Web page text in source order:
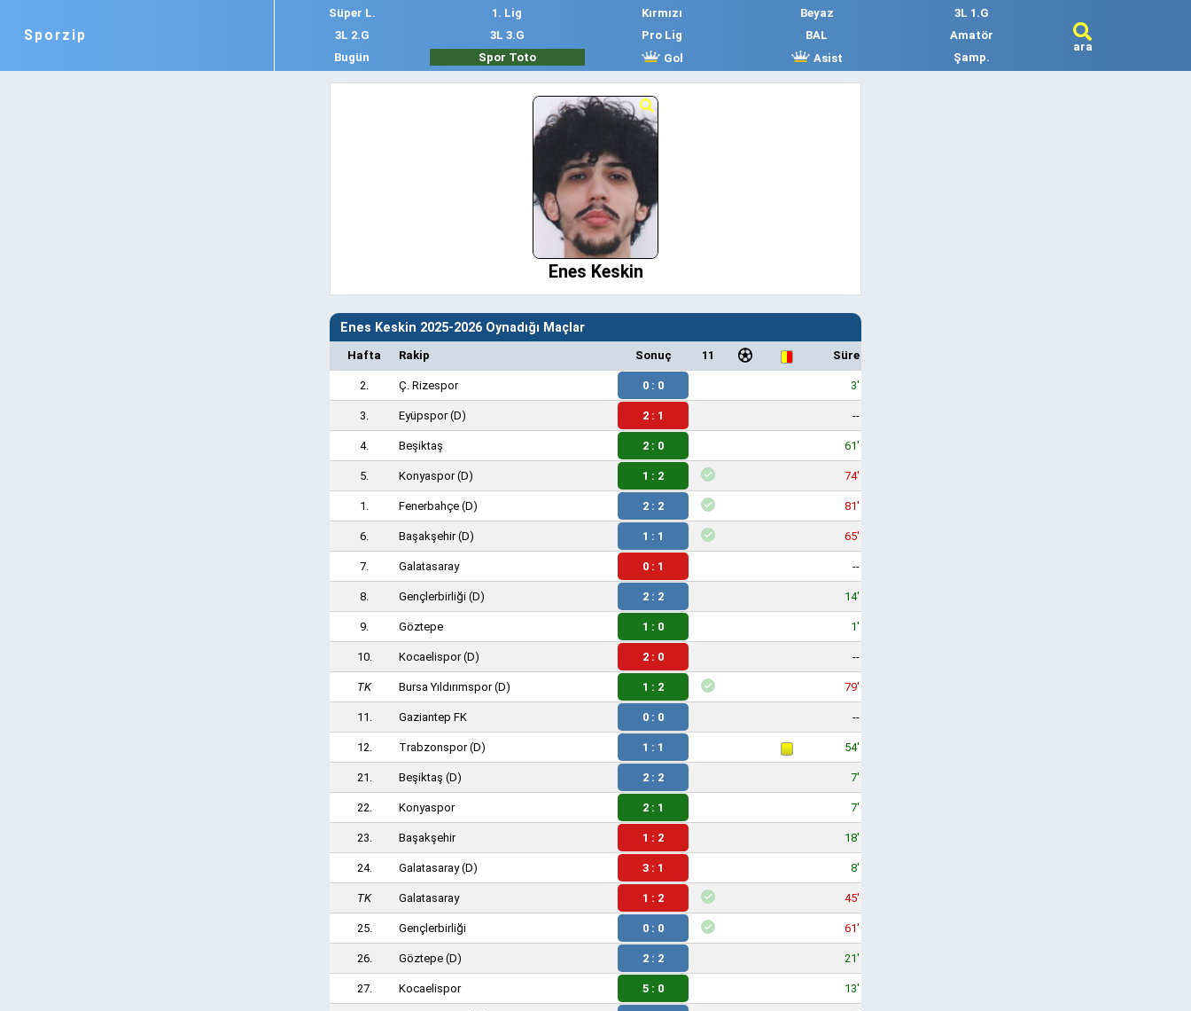
Sporzip
Süper L. 1. Lig Kırmızı Beyaz
3L 1.G
3L 2.G
3L 3.G Pro Lig BAL
Amatör
Bugün
Spor Toto Gol Asist Şamp.
ara
Enes Keskin
Enes Keskin 2025-2026 Oynadığı Maçlar
Hafta Rakip Sonuç 11 Süre
2. Ç. Rizespor 0 : 0 3'
3. Eyüpspor(D) 2 : 1 --
4. Beşiktaş 2 : 0 61'
5. Konyaspor(D) 1 : 2 74'
1. Fenerbahçe (D) 2 : 2 81'
6. Başakşehir(D) 1 : 1 65'
7. Galatasaray 0 : 1 --
8. Gençlerbirliği (D) 2 : 2 14'
9. Göztepe 1 : 0 1'
10. Kocaelispor(D) 2 : 0 --
TK Bursa Yıldırımspor(D) 1 : 2 79'
11. Gaziantep FK 0 : 0 --
12. Trabzonspor(D) 1 : 1 54'
21. Beşiktaş (D) 2 : 2 7'
22. Konyaspor 2 : 1 7'
23. Başakşehir 1 : 2 18'
24. Galatasaray(D) 3 : 1 8'
TK Galatasaray 1 : 2 45'
25. Gençlerbirliği 0 : 0 61'
26. Göztepe (D) 2 : 2 21'
27. Kocaelispor 5 : 0 13'